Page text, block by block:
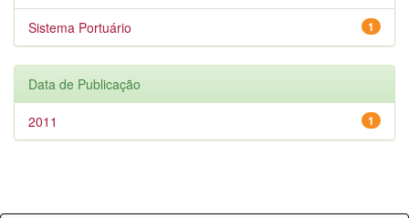
1
Sistema Portuário
Data de Publicação
1
2011